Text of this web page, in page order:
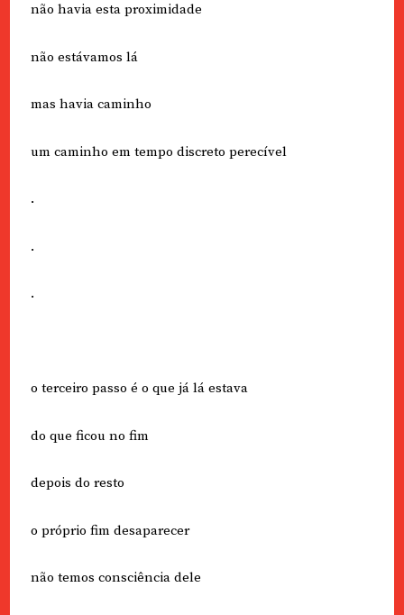
não havia esta proximidade
não estávamos lá
mas havia caminho
um caminho em tempo discreto perecível
.
.
.
o terceiro passo é o que já lá estava
do que ficou no fim
depois do resto
o próprio fim desaparecer
não temos consciência dele